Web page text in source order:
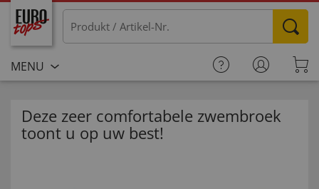
MENU
Deze zeer comfortabele zwembroek
toont u op uw best!